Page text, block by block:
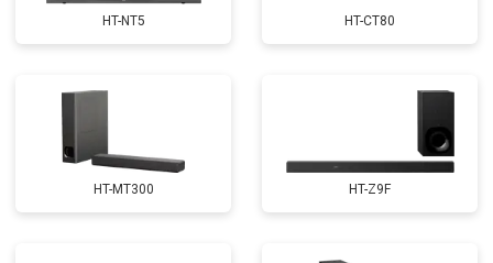
HT-NT5 HT-CT80
HT-MT300 HT-Z9F